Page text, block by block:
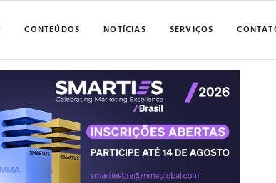
CONTEÚDOS NOTÍCIAS SERVIÇOS